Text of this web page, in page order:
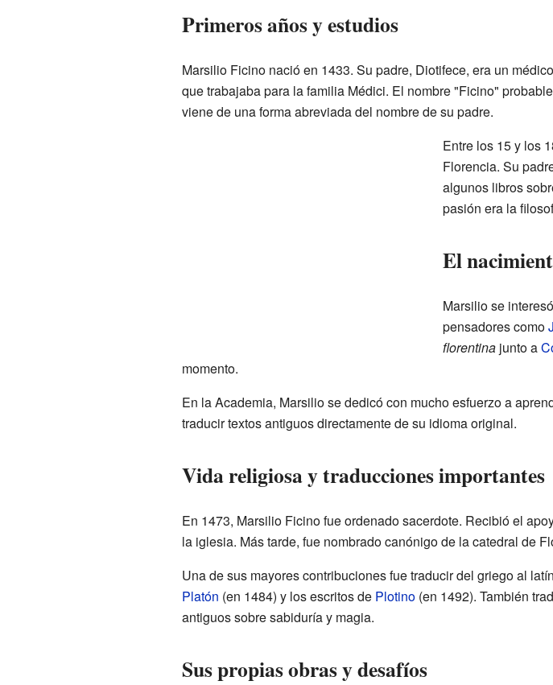
Primeros años y estudios
Marsilio Ficino nació en 1433. Su padre, Diotifece, era un
que trabajaba para la familia Médici. El nombre "Ficino"
viene de una forma abreviada del nombre de su padre.
Entre los 15 y los
Florencia. Su
algunos libros
pasión era la
El
Marsilio se
pensadores como
florentinajunto a
momento.
En la Academia, Marsilio se dedicó con mucho esfuerzo a
traducir textos antiguos directamente de su idioma original.
Vida religiosa y traducciones importantes
En 1473, Marsilio Ficino fue ordenado sacerdote. Recibió el
la iglesia. Más tarde, fue nombrado canónigo de la catedral de
Una de sus mayores contribuciones fue traducir del griego al
Platón (en 1484) y los escritos de Plotino(en 1492). También
antiguos sobre sabiduría y magia.
Sus propias obras y desafíos